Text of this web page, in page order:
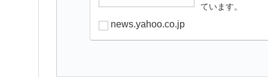
ています。
news.yahoo.co.jp